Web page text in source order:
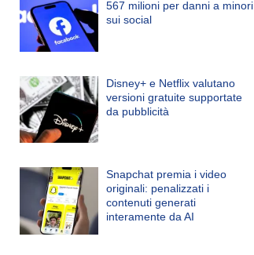
567 milioni per danni a minori
sui social
Disney+ e Netflix valutano
versioni gratuite supportate
da pubblicità
Snapchat premia i video
originali: penalizzati i
contenuti generati
interamente da AI